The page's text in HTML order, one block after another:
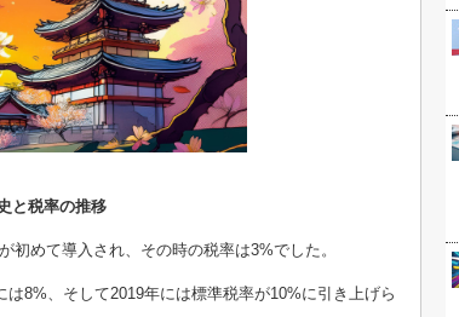
と税率の推移
初めて導入され、その時の税率は3%でした。
は8%、そして2019年には標準税率が10%に引き上げら